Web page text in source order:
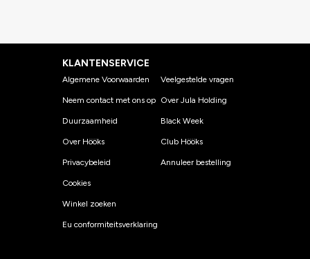
KLANTENSERVICE
Algemene Voorwaarden
Neem contact met ons op
Duurzaamheid
Over Hööks
Privacybeleid
Cookies
Winkel zoeken
Eu conformiteitsverklaring
Veelgestelde vragen
Over Jula Holding
Black Week
Club Hööks
Annuleer bestelling